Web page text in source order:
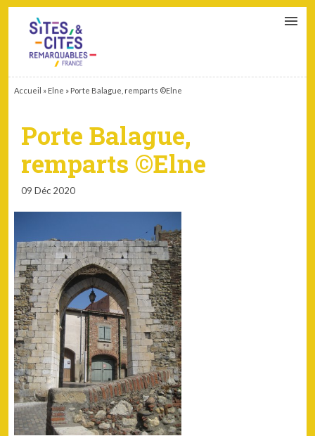
Accueil » Elne » Porte Balague, remparts ©Elne
Porte Balague,
remparts ©Elne
09 Déc 2020